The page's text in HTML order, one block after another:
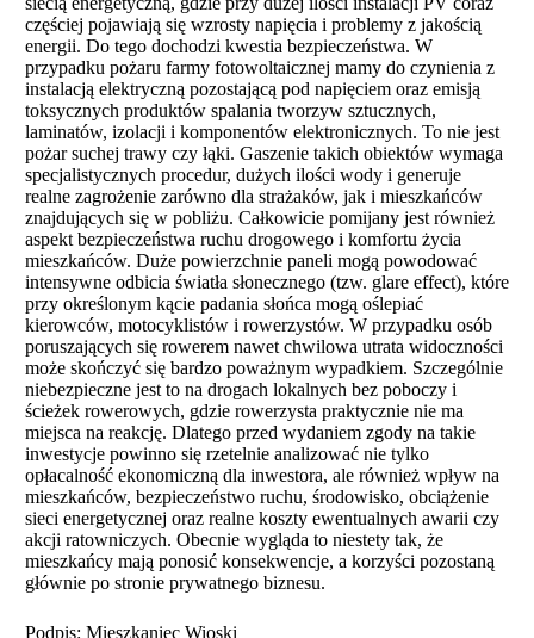
częściej pojawiają się wzrosty napięcia i problemy z jakością
energii. Do tego dochodzi kwestia bezpieczeństwa. W
przypadku pożaru farmy fotowoltaicznej mamy do czynienia z
instalacją elektryczną pozostającą pod napięciem oraz emisją
toksycznych produktów spalania tworzyw sztucznych,
laminatów, izolacji i komponentów elektronicznych. To nie jest
pożar suchej trawy czy łąki. Gaszenie takich obiektów wymaga
specjalistycznych procedur, dużych ilości wody i generuje
realne zagrożenie zarówno dla strażaków, jak i mieszkańców
znajdujących się w pobliżu. Całkowicie pomijany jest również
aspekt bezpieczeństwa ruchu drogowego i komfortu życia
mieszkańców. Duże powierzchnie paneli mogą powodować
intensywne odbicia światła słonecznego (tzw. glare effect), które
przy określonym kącie padania słońca mogą oślepiać
kierowców, motocyklistów i rowerzystów. W przypadku osób
poruszających się rowerem nawet chwilowa utrata widoczności
może skończyć się bardzo poważnym wypadkiem. Szczególnie
niebezpieczne jest to na drogach lokalnych bez poboczy i
ścieżek rowerowych, gdzie rowerzysta praktycznie nie ma
miejsca na reakcję. Dlatego przed wydaniem zgody na takie
inwestycje powinno się rzetelnie analizować nie tylko
opłacalność ekonomiczną dla inwestora, ale również wpływ na
mieszkańców, bezpieczeństwo ruchu, środowisko, obciążenie
sieci energetycznej oraz realne koszty ewentualnych awarii czy
akcji ratowniczych. Obecnie wygląda to niestety tak, że
mieszkańcy mają ponosić konsekwencje, a korzyści pozostaną
głównie po stronie prywatnego biznesu.
Podpis: Mieszkaniec Wioski